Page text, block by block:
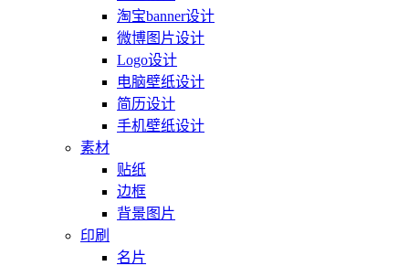
淘宝banner设计
微博图片设计
Logo设计
电脑壁纸设计
简历设计
手机壁纸设计
素材
贴纸
边框
背景图片
印刷
名片